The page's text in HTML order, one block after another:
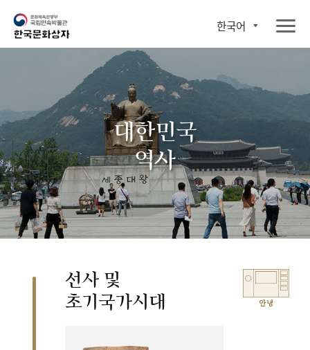
한국어
대한민국
역사
안녕
선사 및
초기국가시대